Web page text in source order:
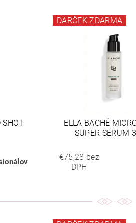
SHOT
DARČEK ZDARMA
ELLA BACHÉ
SUPER SERUM
€75,28 bez
DPH